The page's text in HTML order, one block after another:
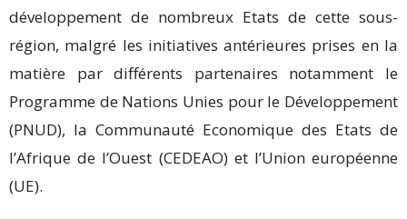
développement de nombreux Etats de cette sous-
région, malgré les initiatives antérieures prises en la
matière par différents partenaires notamment le
Programme de Nations Unies pour le Développement
(PNUD), la Communauté Economique des Etats de
l’Afrique de l’Ouest (CEDEAO) et l’Union européenne
(UE).